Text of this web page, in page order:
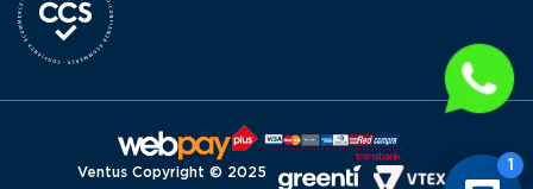
Ventus Copyright © 2025